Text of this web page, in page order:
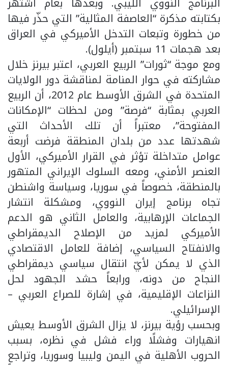
بكتابته مذكرة “العاصفة المثالية” التي حذّر فيها
من خطورة وتبعات التدخل الأميركي في العراق
بعد هجمات 11 سبتمبر (أيلول).
ومع موجة “ثورات” الربيع العربي، اعتبر بيرنز خلال
مشاركته في حوار المنامة لمناقشة دور الولايات
المتحدة في الشرق الأوسط عام 2012، أن الربيع
العربي بمثابة “فرصة” ومن لحظات “الإمكانات
المفتوحة”، معتبراً أن تلك الأحداث التي
شهدتها عدد من بلدان المنطقة فرضت أربعة
عوامل متداخلة تؤثر في القرار الأميركي، الأول
العنصر الأمني، ومعه السلوك الإيراني المتهور
بالمنطقة، خصوصاً في سوريا، وسياسة واشنطن
تجاه برنامج إيران النووي، ومشكلة انتشار
الجماعات الإرهابية، والعامل الثاني هو الدعم
الأميركي لمزيد من الإصلاح الديمقراطي
والانفتاح السياسي، إضافة للعامل الاقتصادي
الذي لا يمكن لأيّ انتقال سياسي ديمقراطي
النجاح من دونه، ورابعاً حشد الجهود لحل
النزاعات الإقليمية، في إشارة للصراع العربي –
الإسرائيلي.
وبحسب رؤية بيرنز، لا يزال الشرق الأوسط يعيش
انهيارات وفشلًا وراء فشل في نظره، بسبب
الحروب الأهلية في اليمن وليبيا وسوريا، وتراجع